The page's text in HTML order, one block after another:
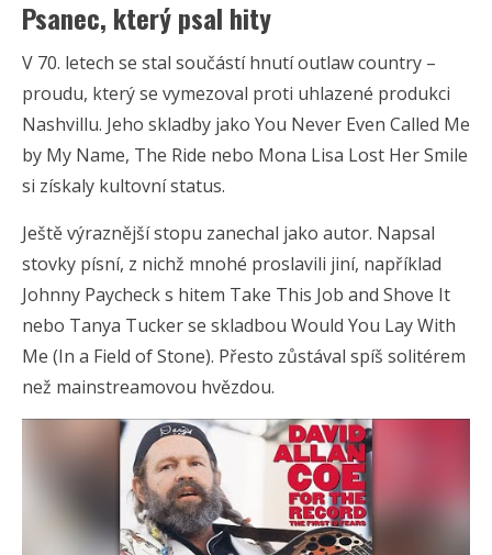
Psanec, který psal hity
V 70. letech se stal součástí hnutí outlaw country –
proudu, který se vymezoval proti uhlazené produkci
Nashvillu. Jeho skladby jako You Never Even Called Me
by My Name, The Ride nebo Mona Lisa Lost Her Smile
si získaly kultovní status.
Ještě výraznější stopu zanechal jako autor. Napsal
stovky písní, z nichž mnohé proslavili jiní, například
Johnny Paychecks hitem Take This Job and Shove It
nebo Tanya Tuckerse skladbou Would You Lay With
Me (In a Field of Stone). Přesto zůstával spíš solitérem
než mainstreamovou hvězdou.